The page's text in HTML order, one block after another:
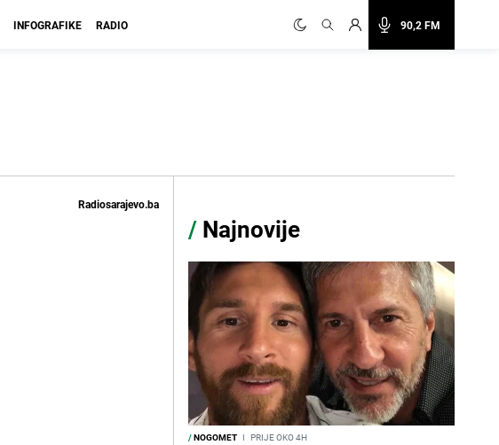
90,2 FM
INFOGRAFIKE RADIO
Radiosarajevo.ba
/ Najnovije
/NOGOMET I PRIJE OKO 4H